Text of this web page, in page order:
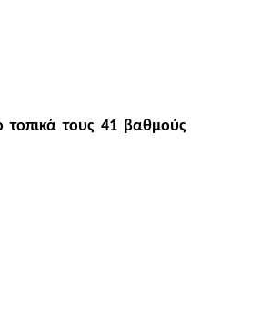
τοπικά τους 41 βαθμούς